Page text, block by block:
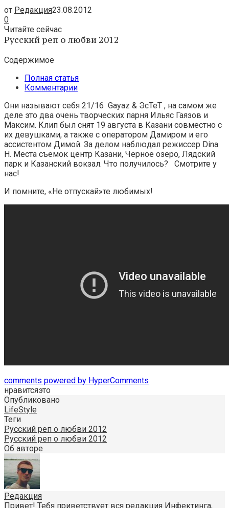
от Редакция23.08.2012
0
Читайте сейчас
Русский реп о любви 2012
Содержимое
Полная статья
Комментарии
Они называют себя 21/16 Gayaz & ЭсТеТ , на самом же
деле это два очень творческих парня Ильяс Гаязов и
Максим. Клип был снят 19 августа в Казани совместно с
их девушками, а также с оператором Дамиром и его
ассистентом Димой. За делом наблюдал режиссер Dina
H. Места съемок центр Казани, Черное озеро, Лядский
парк и Казанский вокзал. Что получилось? Смотрите у
нас!
И помните, «Не отпускай»те любимых!
comments powered by HyperComments
нравитсяэто
Опубликовано
LifeStyle
Теги
Русский реп о любви 2012
Русский реп о любви 2012
Об авторе
Редакция
Привет! Тебя приветствует вся редакция Инфектинга,